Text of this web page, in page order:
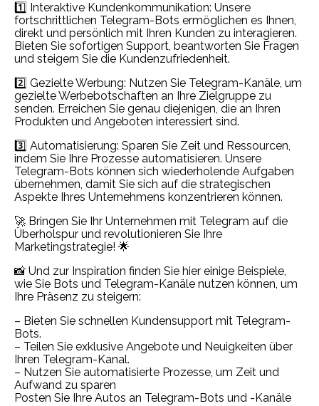
1️⃣ Interaktive Kundenkommunikation: Unsere
fortschrittlichen Telegram-Bots ermöglichen es Ihnen,
direkt und persönlich mit Ihren Kunden zu interagieren.
Bieten Sie sofortigen Support, beantworten Sie Fragen
und steigern Sie die Kundenzufriedenheit.
2️⃣ Gezielte Werbung: Nutzen Sie Telegram-Kanäle, um
gezielte Werbebotschaften an Ihre Zielgruppe zu
senden. Erreichen Sie genau diejenigen, die an Ihren
Produkten und Angeboten interessiert sind.
3️⃣ Automatisierung: Sparen Sie Zeit und Ressourcen,
indem Sie Ihre Prozesse automatisieren. Unsere
Telegram-Bots können sich wiederholende Aufgaben
übernehmen, damit Sie sich auf die strategischen
Aspekte Ihres Unternehmens konzentrieren können.
🚀 Bringen Sie Ihr Unternehmen mit Telegram auf die
Überholspur und revolutionieren Sie Ihre
Marketingstrategie! 🌟
📸 Und zur Inspiration finden Sie hier einige Beispiele,
wie Sie Bots und Telegram-Kanäle nutzen können, um
Ihre Präsenz zu steigern:
– Bieten Sie schnellen Kundensupport mit Telegram-
Bots.
– Teilen Sie exklusive Angebote und Neuigkeiten über
Ihren Telegram-Kanal.
– Nutzen Sie automatisierte Prozesse, um Zeit und
Aufwand zu sparen
Posten Sie Ihre Autos an Telegram-Bots und -Kanäle